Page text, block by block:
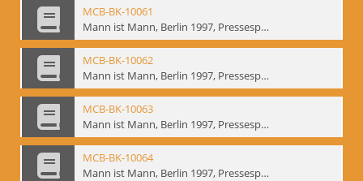
MCB-BK-10061
Mann ist Mann, Berlin 1997, Pressespiegel - interne Signatur: BM-prt-262-9
MCB-BK-10062
Mann ist Mann, Berlin 1997, Pressespiegel - interne Signatur: BM-prt-262-10
MCB-BK-10063
Mann ist Mann, Berlin 1997, Pressespiegel - interne Signatur: BM-prt-262-11
MCB-BK-10064
Mann ist Mann, Berlin 1997, Pressespiegel - interne Signatur: BM-prt-262-12